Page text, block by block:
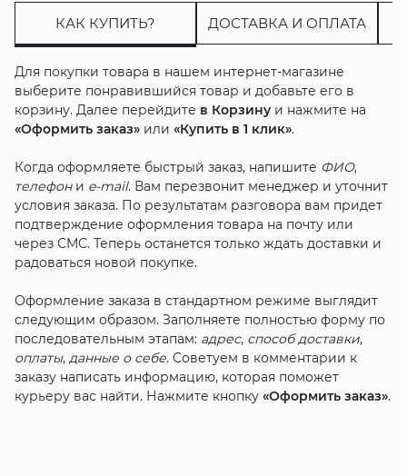
КАК КУПИТЬ? ДОСТАВКА И ОПЛАТА
Для покупки товара в нашем интернет-магазине
выберите понравившийся товар и добавьте его в
корзину. Далее перейдите в Корзинуи нажмите на
«Оформить заказ»или «Купить в 1 клик».
Когда оформляете быстрый заказ, напишите ФИО,
телефони e-mail. Вам перезвонит менеджер и уточнит
условия заказа. По результатам разговора вам придет
подтверждение оформления товара на почту или
через СМС. Теперь останется только ждать доставки и
радоваться новой покупке.
Оформление заказа в стандартном режиме выглядит
следующим образом. Заполняете полностью форму по
последовательным этапам: адрес, способ доставки,
оплаты, данные о себе. Советуем в комментарии к
заказу написать информацию, которая поможет
курьеру вас найти. Нажмите кнопку «Оформить заказ».